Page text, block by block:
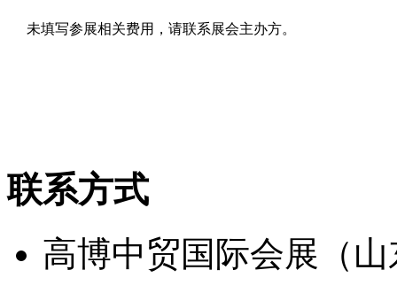
未填写参展相关费用，请联系展会主办方。
联系方式
高博中贸国际会展（